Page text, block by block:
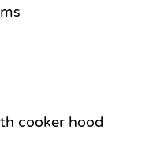
cooker hood